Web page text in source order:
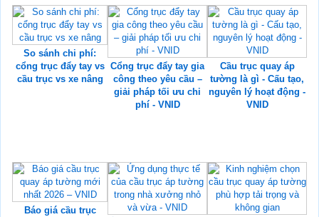
So sánh chi phí:
cổng trục đẩy tay vs
cầu trục vs xe nâng
Cổng trục đẩy tay gia
công theo yêu cầu –
giải pháp tối ưu chi
phí - VNID
Cầu trục quay áp
tường là gì - Cấu tạo,
nguyên lý hoạt động -
VNID
Báo giá cầu trục